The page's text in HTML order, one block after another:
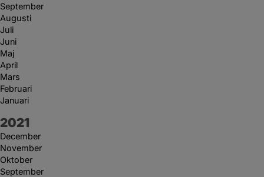
September
Augusti
Juli
Juni
Maj
April
Mars
Februari
Januari
År:
2021
December
November
Oktober
September